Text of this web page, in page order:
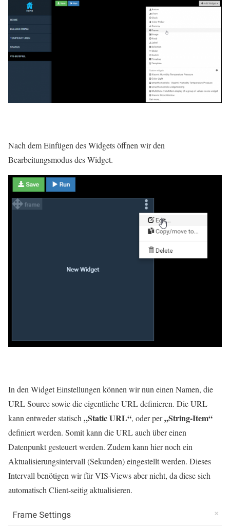
Nach dem Einfügen des Widgets öffnen wir den
Bearbeitungsmodus des Widget.
In den Widget Einstellungen können wir nun einen Namen, die
URL Source sowie die eigentliche URL definieren. Die URL
kann entweder statisch „Static URL“, oder per„String-Item“
definiert werden. Somit kann die URL auch über einen
Datenpunkt gesteuert werden. Zudem kann hier noch ein
Aktualisierungsintervall (Sekunden) eingestellt werden. Dieses
Intervall benötigen wir für VIS-Views aber nicht, da diese sich
automatisch Client-seitig aktualisieren.